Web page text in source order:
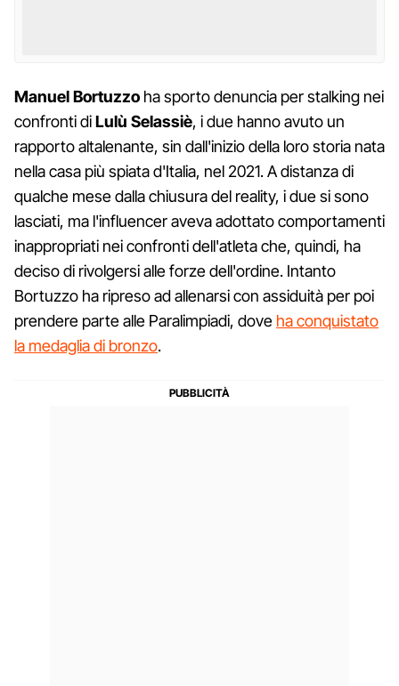
Manuel Bortuzzo ha sporto denuncia per stalking nei
confronti diLulù Selassiè, i due hanno avuto un
rapporto altalenante, sin dall'inizio della loro storia nata
nella casa più spiata d'Italia, nel 2021. A distanza di
qualche mese dalla chiusura del reality, i due si sono
lasciati, ma l'influencer aveva adottato comportamenti
inappropriati nei confronti dell'atleta che, quindi, ha
deciso di rivolgersi alle forze dell'ordine. Intanto
Bortuzzo ha ripreso ad allenarsi con assiduità per poi
prendere parte alle Paralimpiadi, dove ha conquistato
la medaglia di bronzo.